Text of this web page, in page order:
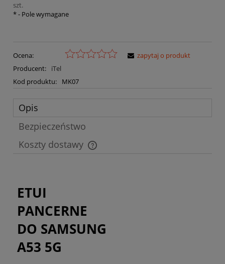
szt.
*- Pole wymagane
Ocena:
Producent:
iTel
Kod produktu:
MK07
zapytaj o produkt
Opis
Bezpieczeństwo
Koszty dostawy
Cena nie zawiera ewentualnych kosztów płatności
ETUI
PANCERNE
DO SAMSUNG
A53 5G